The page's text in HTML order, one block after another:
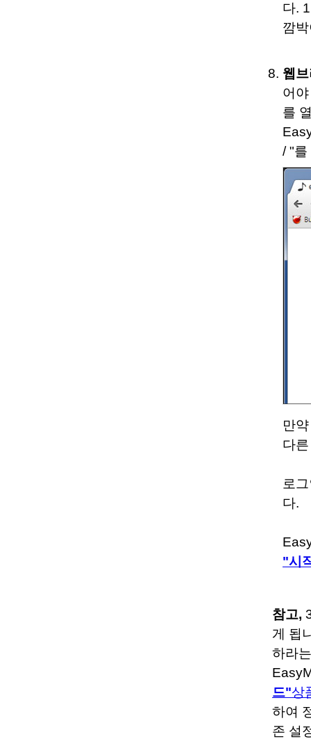
다.
깜
웹
어
를
/ "를
만
다
로
다.
"시
참고,
게 됩
하라
드"상
하여
존 설